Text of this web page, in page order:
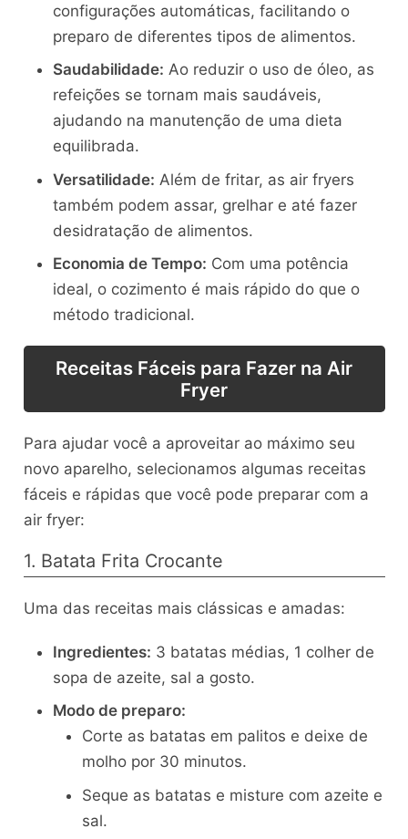
configurações automáticas, facilitando o
preparo de diferentes tipos de alimentos.
Saudabilidade: Ao reduzir o uso de óleo, as
refeições se tornam mais saudáveis,
ajudando na manutenção de uma dieta
equilibrada.
Versatilidade: Além de fritar, as air fryers
também podem assar, grelhar e até fazer
desidratação de alimentos.
Economia de Tempo: Com uma potência
ideal, o cozimento é mais rápido do que o
método tradicional.
Receitas Fáceis para Fazer na Air
Fryer
Para ajudar você a aproveitar ao máximo seu
novo aparelho, selecionamos algumas receitas
fáceis e rápidas que você pode preparar com a
air fryer:
1. Batata Frita Crocante
Uma das receitas mais clássicas e amadas:
Ingredientes: 3 batatas médias, 1 colher de
sopa de azeite, sal a gosto.
Modo de preparo:
Corte as batatas em palitos e deixe de
molho por 30 minutos.
Seque as batatas e misture com azeite e
sal.